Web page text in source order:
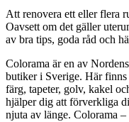
Att renovera ett eller flera
Oavsett om det gäller
av bra tips, goda råd och
Colorama är en av
butiker i Sverige. Här
färg, tapeter, golv, kakel
hjälper dig att förverkliga
njuta av länge. Colorama